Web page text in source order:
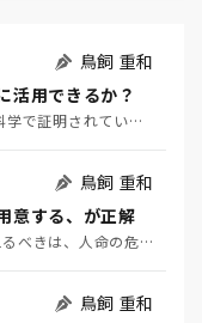
鳥飼 重和
活用できるか？
褒めると女性が美しくなる、これは、科学で証明されています。 褒めるのに効用があるため、…
鳥飼 重和
意する、が正解
三原山の大爆発があったら、最優先に考えるべきは、人命の危険です。次に、適切な回避策を考える、これが人…
鳥飼 重和